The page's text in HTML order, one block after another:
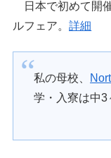
日本で初めて開
ルフェア。詳細
私の母校、
学・入寮は中3